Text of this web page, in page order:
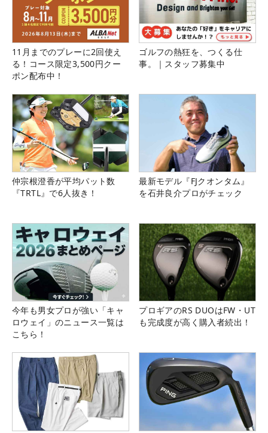
11月までのプレーに2回使え
る！コース限定3,500円クー
ポン配布中！
ゴルフの熱狂を、つくる仕
事。｜スタッフ募集中
仲宗根澄香が平均パット数
『TRTL』で6人抜き！
最新モデル『FJクオンタム』
を石井良介プロがチェック
今年も男女プロが強い「キャ
ロウェイ」のニュース一覧は
こちら！
プロギアのRS DUOはFW・UT
も完成度が高く購入者続出！